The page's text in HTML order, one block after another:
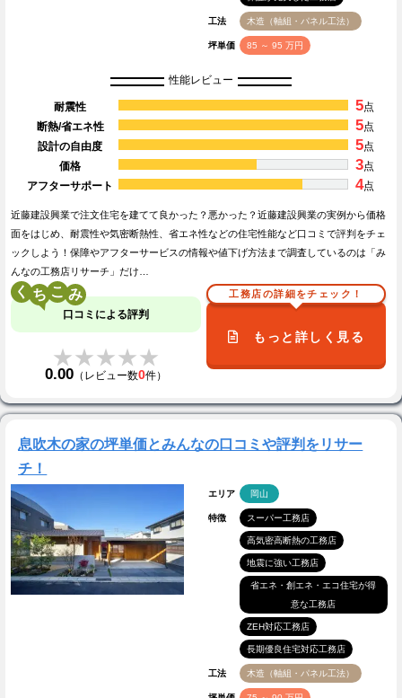
工法 木造（軸組・パネル工法）
坪単価 85 ～ 95 万円
性能レビュー
耐震性 5点
断熱/省エネ性
5点
設計の自由度
5点
価格
3点
アフターサポート
4点
近藤建設興業で注文住宅を建てて良かった？悪かった？近藤建設興業の実例から価格
面をはじめ、耐震性や気密断熱性、省エネ性などの住宅性能など口コミで評判をチェ
ックしよう！保障やアフターサービスの情報や値下げ方法まで調査しているのは「み
んなの工務店リサーチ」だけ…
く こ
口コミによる評判
★★★★★
★★★★★
0.00 （レビュー数0件）
工務店の詳細をチェック！
もっと詳しく見る
息吹木の家の坪単価とみんなの口コミや評判をリサー
チ！
エリア 岡山
特徴 スーパー工務店
高気密高断熱の工務店
地震に強い工務店
省エネ・創エネ・エコ住宅が得
意な工務店
ZEH対応工務店
長期優良住宅対応工務店
工法 木造（軸組・パネル工法）